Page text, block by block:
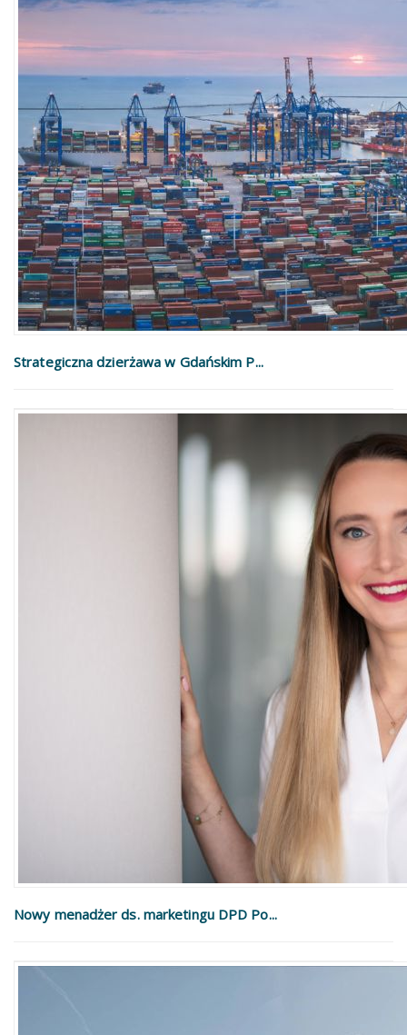
Strategiczna dzierżawa w Gdańskim P...
Nowy menadżer ds. marketingu DPD Po...